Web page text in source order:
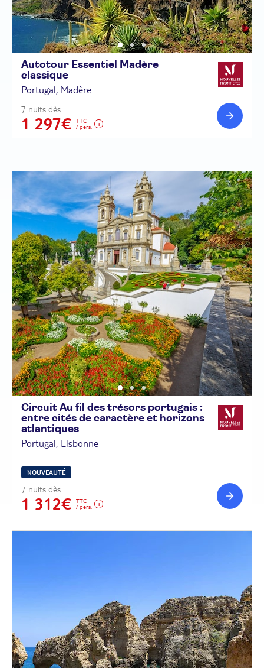
Autotour Essentiel Madère
classique
Portugal, Madère
7 nuits dès
1 297€
TTC
/ pers.
Circuit Au fil des trésors portugais :
entre cités de caractère et horizons
atlantiques
Portugal, Lisbonne
NOUVEAUTÉ
7 nuits dès
1 312€
TTC
/ pers.